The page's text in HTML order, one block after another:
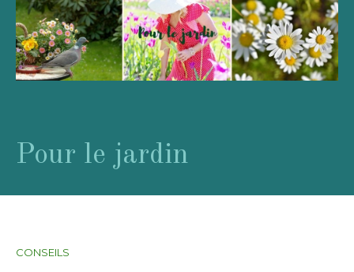
Pour le jardin
CONSEILS